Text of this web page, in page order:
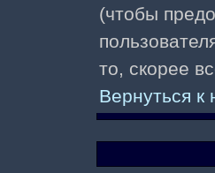
(чтобы
то, скорее
Вернуться к